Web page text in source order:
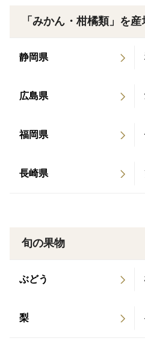
「みかん・柑橘類」を
静岡県
広島県
福岡県
長崎県
旬の果物
ぶどう
梨